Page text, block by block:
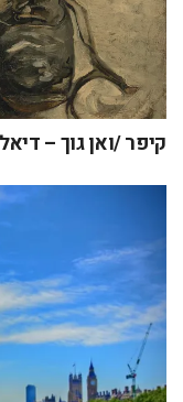
קיפר /ואן גוך –